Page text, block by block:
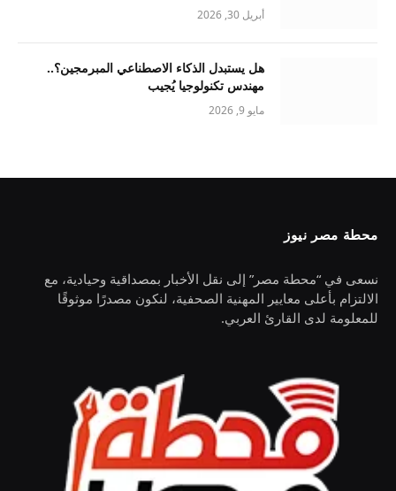
أبريل 30, 2026
هل يستبدل الذكاء الاصطناعي المبرمجين؟..
مهندس تكنولوجيا يُجيب
مايو 9, 2026
محطة مصر نيوز
نسعى في “محطة مصر” إلى نقل الأخبار بمصداقية وحيادية، مع
الالتزام بأعلى معايير المهنية الصحفية، لنكون مصدرًا موثوقًا
للمعلومة لدى القارئ العربي.